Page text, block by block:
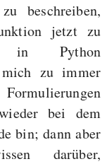
beschreiben,
jetzt zu
in Python
zu immer
bei dem
bin; dann aber
darüber,